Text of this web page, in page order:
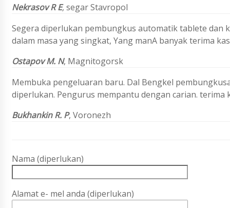
Nekrasov R E,segar Stavropol
Segera diperlukan pembungkus automatik tablete dan
dalam masa yang singkat, Yang manA banyak terima
Ostapov M. N, Magnitogorsk
Membuka pengeluaran baru. Dal Bengkel
diperlukan. Pengurus mempantu dengan carian.
Bukhankin R. P, Voronezh
Nama (diperlukan)
Alamat e- mel anda (diperlukan)